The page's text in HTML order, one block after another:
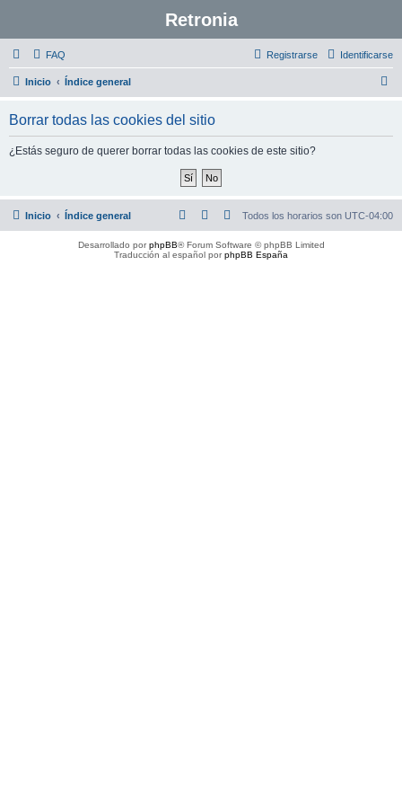
Retronia
FAQ Identificarse
Registrarse
Inicio Índice general
Borrar todas las cookies del sitio
¿Estás seguro de querer borrar todas las cookies de este sitio?
Inicio Índice general Todos los horarios son UTC-04:00
Desarrollado porphpBB® Forum Software © phpBB Limited
Traducción al español porphpBB España